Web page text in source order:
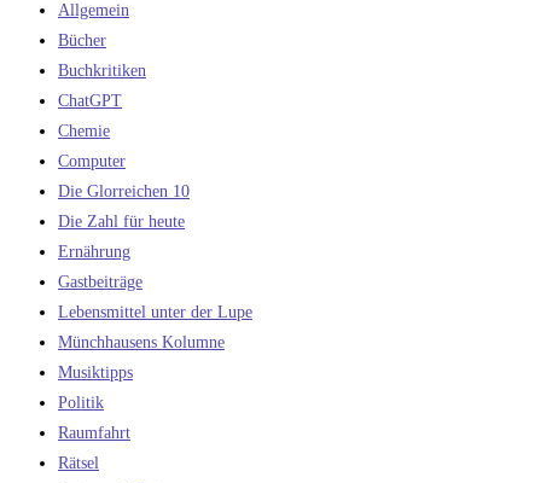
Allgemein
Bücher
Buchkritiken
ChatGPT
Chemie
Computer
Die Glorreichen 10
Die Zahl für heute
Ernährung
Gastbeiträge
Lebensmittel unter der Lupe
Münchhausens Kolumne
Musiktipps
Politik
Raumfahrt
Rätsel